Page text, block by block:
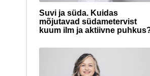
Suvi ja süda. Kuidas
mõjutavad südametervist
kuum ilm ja aktiivne